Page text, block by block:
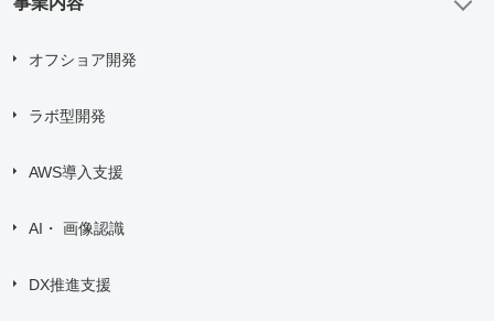
オフショア開発
ラボ型開発
AWS導入支援
AI・ 画像認識
DX推進支援